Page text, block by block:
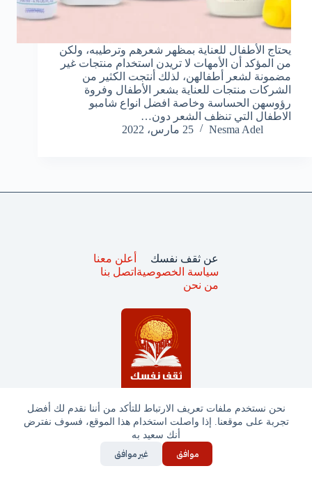
نحن نستخدم ملفات تعريف الارتباط للتأكد من أننا نقدم لك أفضل
تجربة على موقعنا. إذا واصلت استخدام هذا الموقع، فسوف نفترض
أنك سعيد به
موافق غير موافق
يحتاج الأطفال للعناية بمظهر شعرهم وترطيبه، ولكن
من المؤكد أن الأمهات لا تريدن استخدام منتجات غير
مضمونة لشعر أطفالهن، لذلك أنتجت الكثير من
الشركات منتجات للعناية بشعر الأطفال وفروة
رؤوسهن الحساسة وخاصة افضل انواع شامبو
الاطفال التي تنظف الشعر دون…
Nesma Adel
25 مارس، 2022
جميع الحقوق محفوظة © ثقف نفسك 2025
عن ثقف نفسك
سياسة الخصوصية
من نحن
أعلن معنا
اتصل بنا